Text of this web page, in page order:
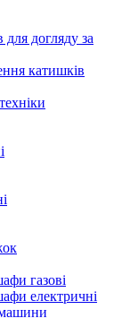
для догляду за
катишків
газові
електричні